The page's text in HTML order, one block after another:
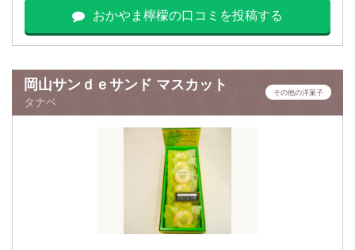
おかやま檸檬の口コミを投稿する
岡山サンｄｅサンド マスカット
タナベ
その他の洋菓子